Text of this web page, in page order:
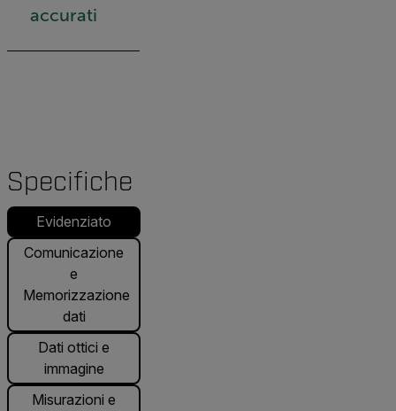
accurati
Specifiche
Evidenziato
Comunicazione
e
Memorizzazione
dati
Dati ottici e
immagine
Misurazioni e